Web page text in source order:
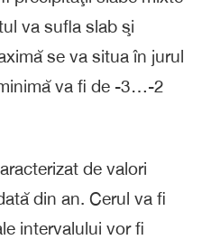
va sufla slab şi
se va situa în jurul
va fi de -3…-2
de valori
din an. Cerul va fi
intervalului vor fi